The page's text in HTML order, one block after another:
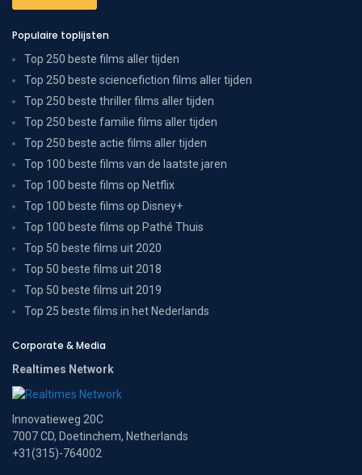
Populaire toplijsten
Top 250 beste films aller tijden
Top 250 beste sciencefiction films aller tijden
Top 250 beste thriller films aller tijden
Top 250 beste familie films aller tijden
Top 250 beste actie films aller tijden
Top 100 beste films van de laatste jaren
Top 100 beste films op Netflix
Top 100 beste films op Disney+
Top 100 beste films op Pathé Thuis
Top 50 beste films uit 2020
Top 50 beste films uit 2018
Top 50 beste films uit 2019
Top 25 beste films in het Nederlands
Corporate & Media
Realtimes Network
Innovatieweg 20C
7007 CD, Doetinchem, Netherlands
+31(315)-764002